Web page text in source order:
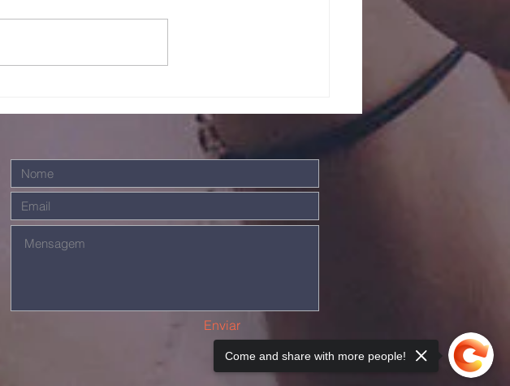
Enviar
Come and share with more people!